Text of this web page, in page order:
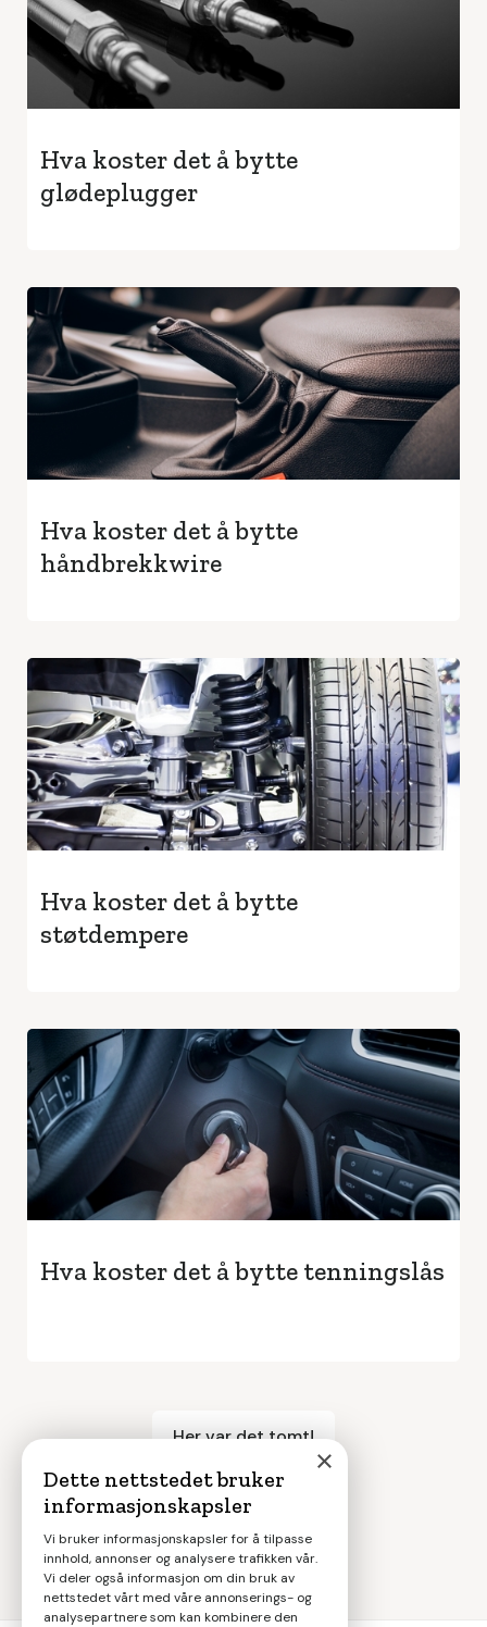
Hva koster det å bytte
glødeplugger
Hva koster det å bytte
håndbrekkwire
Hva koster det å bytte
støtdempere
Hva koster det å bytte tenningslås
Her var det tomt!
×
Dette nettstedet bruker
informasjonskapsler
Vi bruker informasjonskapsler for å tilpasse
innhold, annonser og analysere trafikken vår.
Vi deler også informasjon om din bruk av
nettstedet vårt med våre annonserings- og
analysepartnere som kan kombinere den